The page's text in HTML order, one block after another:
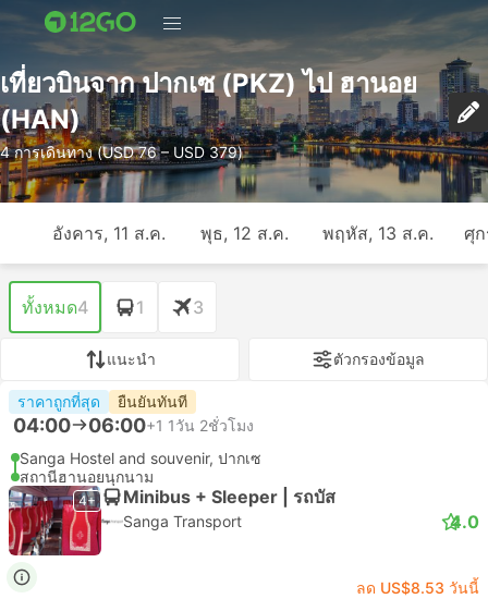
เที่ยวบินจาก ปากเซ (PKZ) ไป ฮานอย
(HAN)
4 การเดินทาง (USD 76 – USD 379)
อังคาร, 11 ส.ค. พุธ, 12 ส.ค. พฤหัส, 13 ส.ค. ศุ
ทั้งหมด4 1 3
แนะนำ ตัวกรองข้อมูล
ราคาถูกที่สุด ยืนยันทันที
04:00 06:00+1 1วัน 2ชั่วโมง
Sanga Hostel and souvenir, ปากเซ
สถานีฮานอยนุกนาม
4+ Minibus + Sleeper | รถบัส
Sanga Transport 4.0
ลด US$8.53 วันนี้